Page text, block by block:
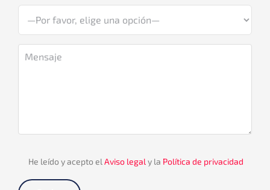
He leído y acepto el Aviso legal y la Política de privacidad